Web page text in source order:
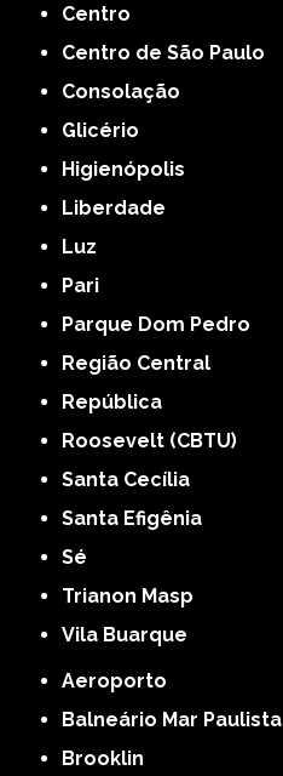
Centro
Centro de São Paulo
Consolação
Glicério
Higienópolis
Liberdade
Luz
Pari
Parque Dom Pedro
Região Central
República
Roosevelt (CBTU)
Santa Cecília
Santa Efigênia
Sé
Trianon Masp
Vila Buarque
Aeroporto
Balneário Mar Paulista
Brooklin